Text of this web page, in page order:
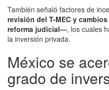
También señaló factores de
revisión del T-MEC y
reforma judicial—, los cuales
la inversión privada.
México se
grado de